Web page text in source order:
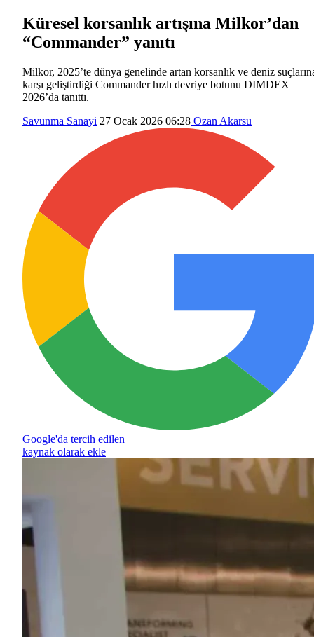
Küresel korsanlık artışına Milkor’dan
“Commander” yanıtı
Milkor, 2025’te dünya genelinde artan korsanlık ve deniz
karşı geliştirdiği Commander hızlı devriye botunu DIMDEX
2026’da tanıttı.
Savunma Sanayi 27 Ocak 2026 06:28 Ozan Akarsu
Google'da tercih edilen
kaynak olarak ekle